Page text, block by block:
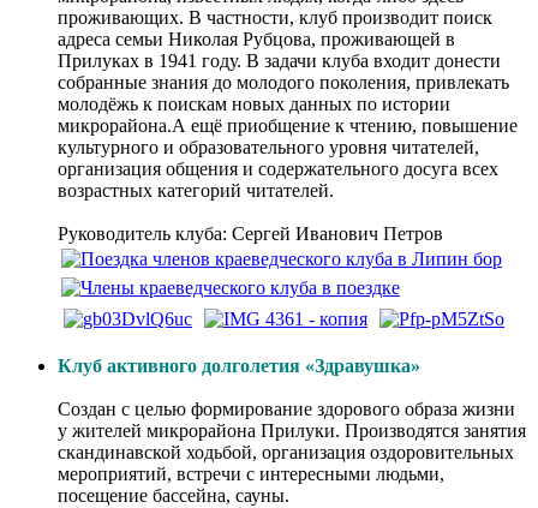
проживающих. В частности, клуб производит поиск
адреса семьи Николая Рубцова, проживающей в
Прилуках в 1941 году. В задачи клуба входит донести
собранные знания до молодого поколения, привлекать
молодёжь к поискам новых данных по истории
микрорайона.А ещё приобщение к чтению, повышение
культурного и образовательного уровня читателей,
организация общения и содержательного досуга всех
возрастных категорий читателей.
Руководитель клуба: Сергей Иванович Петров
Клуб активного долголетия «Здравушка»
Создан с целью формирование здорового образа жизни
у жителей микрорайона Прилуки. Производятся занятия
скандинавской ходьбой, организация оздоровительных
мероприятий, встречи с интересными людьми,
посещение бассейна, сауны.